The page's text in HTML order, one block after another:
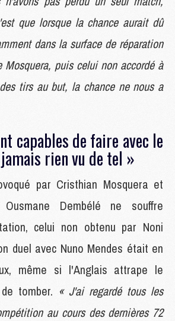
que lorsque la chance aurait dû
dans la surface de réparation
Mosquera, puis celui non accordé à
tirs au but, la chance ne nous a
capables de faire avec le
rien vu de tel »
par Cristhian Mosquera et
Dembélé ne souffre
celui non obtenu par Noni
duel avec Nuno Mendes était en
même si l'Anglais attrape le
tomber. « J'ai regardé tous les
au cours des dernières 72